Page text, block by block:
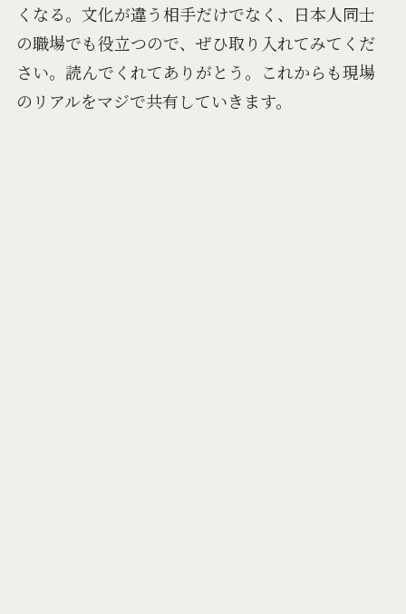
くなる。文化が違う相手だけでなく、日本人同士
の職場でも役立つので、ぜひ取り入れてみてくだ
さい。読んでくれてありがとう。これからも現場
のリアルをマジで共有していきます。